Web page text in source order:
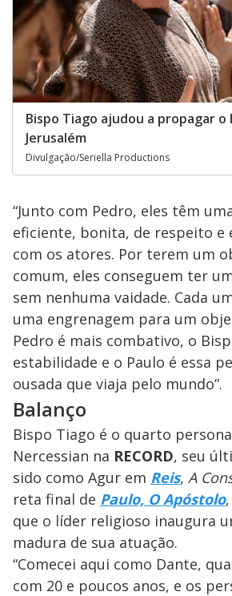
Bispo Tiago ajudou a propagar o
Jerusalém
Divulgação/Seriella Productions
“Junto com Pedro, eles têm
eficiente, bonita, de respeito e
com os atores. Por terem um
comum, eles conseguem ter
sem nenhuma vaidade. Cada
uma engrenagem para um
Pedro é mais combativo, o
estabilidade e o Paulo é essa
ousada que viaja pelo mundo”.
Balanço
Bispo Tiago é o quarto
Nercessian na RECORD, seu
sido como Agur em Reis, A
reta final de Paulo, O Apóstolo
que o líder religioso inaugura
madura de sua atuação.
“Comecei aqui como Dante,
com 20 e poucos anos, e os